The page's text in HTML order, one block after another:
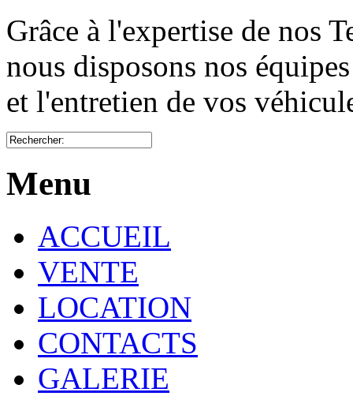
Grâce à l'expertise de nos
nous disposons nos
et l'entretien de vos
Menu
ACCUEIL
VENTE
LOCATION
CONTACTS
GALERIE